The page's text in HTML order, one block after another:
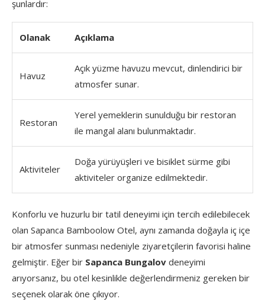
şunlardır:
Olanak Açıklama
Havuz
Açık yüzme havuzu mevcut, dinlendirici bir
atmosfer sunar.
Restoran
Yerel yemeklerin sunulduğu bir restoran
ile mangal alanı bulunmaktadır.
Aktiviteler
Doğa yürüyüşleri ve bisiklet sürme gibi
aktiviteler organize edilmektedir.
Konforlu ve huzurlu bir tatil deneyimi için tercih edilebilecek
olan Sapanca Bamboolow Otel, aynı zamanda doğayla iç içe
bir atmosfer sunması nedeniyle ziyaretçilerin favorisi haline
gelmiştir. Eğer bir Sapanca Bungalov deneyimi
arıyorsanız, bu otel kesinlikle değerlendirmeniz gereken bir
seçenek olarak öne çıkıyor.